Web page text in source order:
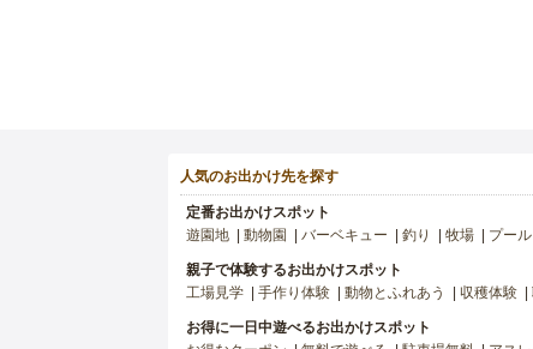
人気のお出かけ先を探す
定番お出かけスポット
遊園地
動物園 バーベキュー 釣り 牧場 プール
親子で体験するお出かけスポット
工場見学
手作り体験 動物とふれあう 収穫体験
お得に一日中遊べるお出かけスポット